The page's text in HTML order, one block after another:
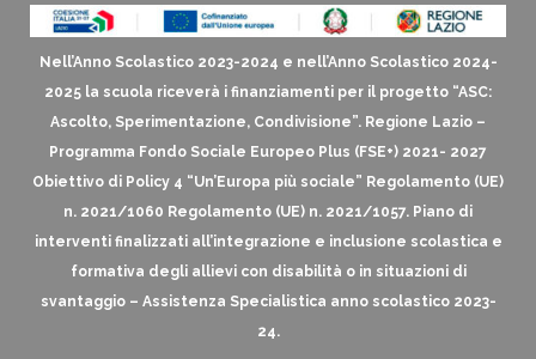
Nell’Anno Scolastico 2023-2024 e nell’Anno Scolastico 2024-
2025 la scuola riceverà i finanziamenti per il progetto “ASC:
Ascolto, Sperimentazione, Condivisione”. Regione Lazio –
Programma Fondo Sociale Europeo Plus (FSE+) 2021- 2027
Obiettivo di Policy 4 “Un’Europa più sociale” Regolamento (UE)
n. 2021/1060 Regolamento (UE) n. 2021/1057. Piano di
interventi finalizzati all’integrazione e inclusione scolastica e
formativa degli allievi con disabilità o in situazioni di
svantaggio – Assistenza Specialistica anno scolastico 2023-
24.